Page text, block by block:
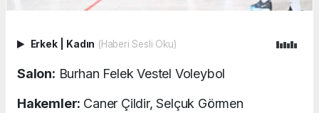
Erkek Kadın (Haberi Sesli Oku)
Salon: Burhan Felek Vestel Voleybol
Hakemler: Caner Çildir, Selçuk Görmen